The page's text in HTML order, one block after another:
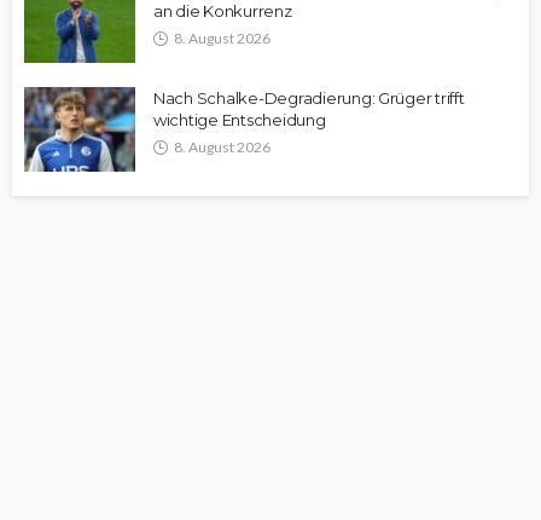
an die Konkurrenz
8. August 2026
Nach Schalke-Degradierung: Grüger trifft
wichtige Entscheidung
8. August 2026